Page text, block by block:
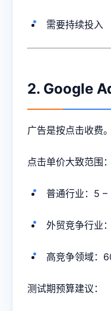
需要持续投入
2. Google
广告是按点击收费。
点击单价大致范围：
普通行业：5
外贸竞争行业
高竞争领域：
测试期预算建议：